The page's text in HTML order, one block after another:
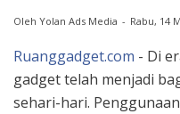
Oleh Yolan Ads Media Rabu, 14
Ruanggadget.com - Di
gadget telah menjadi
sehari-hari.